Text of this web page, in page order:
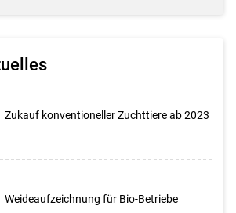
Zukauf konventioneller Zuchttiere ab 2023
Weideaufzeichnung für Bio-Betriebe